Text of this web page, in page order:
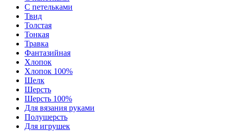
С петельками
Твид
Толстая
Тонкая
Травка
Фантазийная
Хлопок
Хлопок 100%
Шелк
Шерсть
Шерсть 100%
Для вязания руками
Полушерсть
Для игрушек